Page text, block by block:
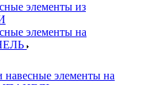
элементы из
элементы на
элементы на